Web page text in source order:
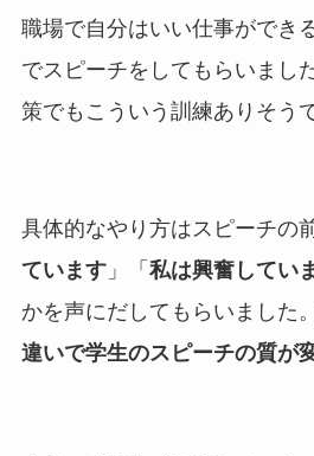
職場で自分はいい仕事ができ
でスピーチをしてもらいまし
策でもこういう訓練ありそう
具体的なやり方はスピーチの
ています」「 私は興奮してい
かを声にだしてもらいました。
違いで学生のスピーチの質が